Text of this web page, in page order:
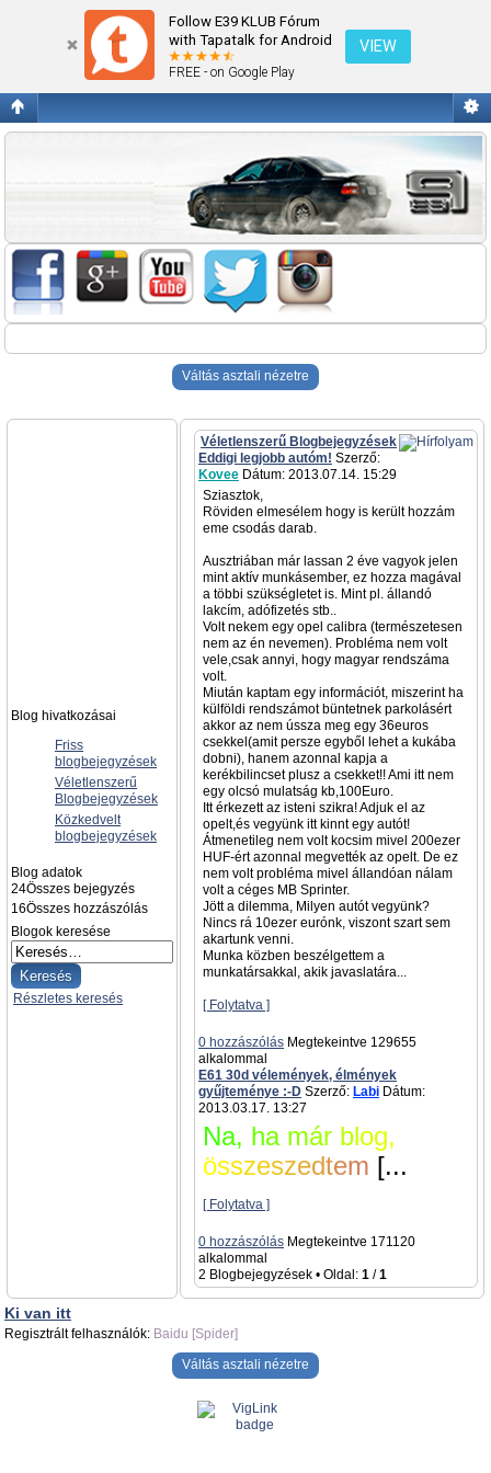
Follow E39 KLUB Fórum
with Tapatalk for Android
FREE - on Google Play
VIEW
BMW Garázs
Váltás asztali nézetre
Blog hivatkozásai
Friss
blogbejegyzések
Véletlenszerű
Blogbejegyzések
Közkedvelt
blogbejegyzések
Blog adatok
24Összes bejegyzés
16Összes hozzászólás
Blogok keresése
Részletes keresés
Véletlenszerű Blogbejegyzések
Eddigi legjobb autóm! Szerző:
Kovee Dátum: 2013.07.14. 15:29
Sziasztok,
Röviden elmesélem hogy is került hozzám
eme csodás darab.
Ausztriában már lassan 2 éve vagyok jelen
mint aktív munkásember, ez hozza magával
a többi szükségletet is. Mint pl. állandó
lakcím, adófizetés stb..
Volt nekem egy opel calibra (természetesen
nem az én nevemen). Probléma nem volt
vele,csak annyi, hogy magyar rendszáma
volt.
Miután kaptam egy információt, miszerint ha
külföldi rendszámot büntetnek parkolásért
akkor az nem ússza meg egy 36euros
csekkel(amit persze egyből lehet a kukába
dobni), hanem azonnal kapja a
kerékbilincset plusz a csekket!! Ami itt nem
egy olcsó mulatság kb,100Euro.
Itt érkezett az isteni szikra! Adjuk el az
opelt,és vegyünk itt kinnt egy autót!
Átmenetileg nem volt kocsim mivel 200ezer
HUF-ért azonnal megvették az opelt. De ez
nem volt probléma mivel állandóan nálam
volt a céges MB Sprinter.
Jött a dilemma, Milyen autót vegyünk?
Nincs rá 10ezer eurónk, viszont szart sem
akartunk venni.
Munka közben beszélgettem a
munkatársakkal, akik javaslatára...
[ Folytatva ]
0 hozzászólás Megtekeintve 129655
alkalommal
E61 30d vélemények, élmények
gyűjteménye :-D Szerző: Labi Dátum:
2013.03.17. 13:27
Na, ha már blog,
összeszedtem [...
[ Folytatva ]
0 hozzászólás Megtekeintve 171120
alkalommal
2 Blogbejegyzések • Oldal: 1 /1
Ki van itt
Regisztrált felhasználók: Baidu [Spider]
Váltás asztali nézetre